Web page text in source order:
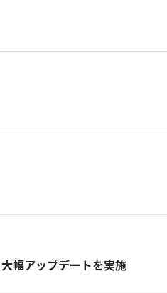
幅アップデートを実施